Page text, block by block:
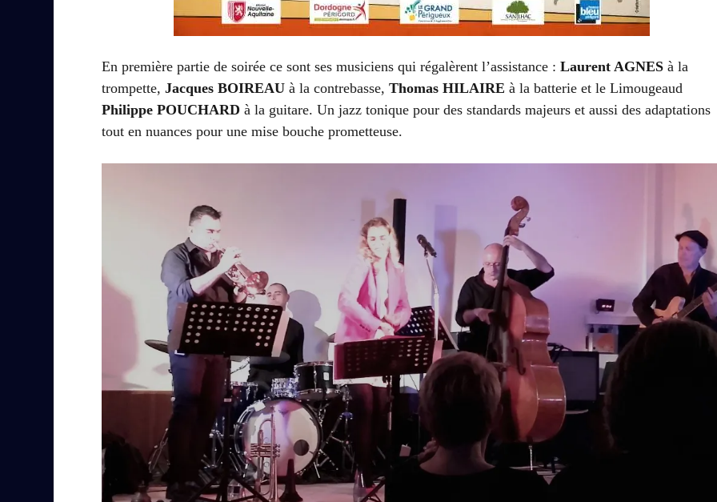
En première partie de soirée ce sont ses musiciens qui régalèrent l’assistance :Laurent AGNES à la
trompette,Jacques BOIREAU à la contrebasse,Thomas HILAIRE à la batterie et le Limougeaud
Philippe POUCHARD à la guitare. Un jazz tonique pour des standards majeurs et aussi des adaptations
tout en nuances pour une mise bouche prometteuse.